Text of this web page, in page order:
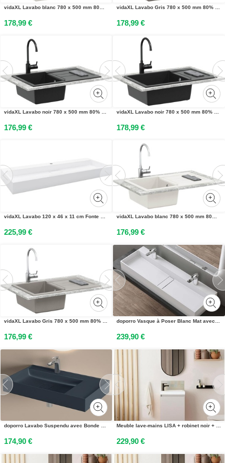
vidaXL Lavabo blanc 780 x 500 mm 80% quartz et 20% résine
178,99 €
vidaXL Lavabo Gris 780 x 500 mm 80% quartz et 20% résine
178,99 €
vidaXL Lavabo noir 780 x 500 mm 80% quartz et 20% résine
176,99 €
vidaXL Lavabo noir 780 x 500 mm 80% quartz et 20% résine
178,99 €
vidaXL Lavabo 120 x 46 x 11 cm Fonte minérale/fonte de marbre blanc
225,99 €
vidaXL Lavabo blanc 780 x 500 mm 80% quartz et 20% résine
176,99 €
vidaXL Lavabo Gris 780 x 500 mm 80% quartz et 20% résine
176,99 €
doporro Vasque à Poser Blanc Mat avec Bonde Lavabo de Salle de Bains Suspendu 120cm Lave Mains Rectangulaire avec Cache Bonde Colossum6028
239,90 €
doporro Lavabo Suspendu avec Bonde Vasque à Poser Gris Noir Mat 90x46x12cm Lave Mains Rectangulaire avec Perçage de Robinet Colossum630
174,90 €
Meuble lave-mains LISA + robinet noir + miroir ovale
229,90 €